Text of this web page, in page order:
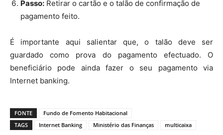
Passo: Retirar o cartão e o talão de confirmação de
pagamento feito.
É importante aqui salientar que, o talão deve ser
guardado como prova do pagamento efectuado. O
beneficiário pode ainda fazer o seu pagamento via
Internet banking.
FONTE
Fundo de Fomento Habitacional
TAGS
Internet Banking Ministério das Finanças multicaixa